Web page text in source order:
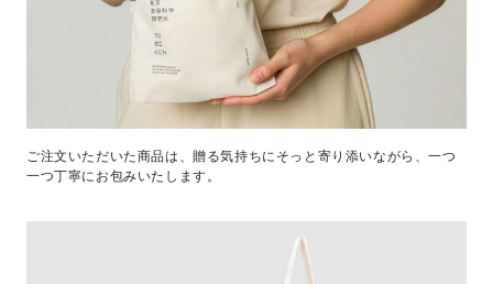
ご注文いただいた商品は、贈る気持ちにそっと寄り添いながら、一つ
一つ丁寧にお包みいたします。